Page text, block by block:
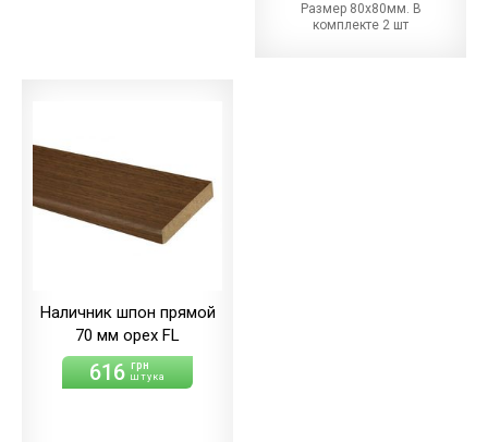
Размер 80х80мм. В
комплекте 2 шт
Наличник шпон прямой
70 мм орех FL
616 грн
штука